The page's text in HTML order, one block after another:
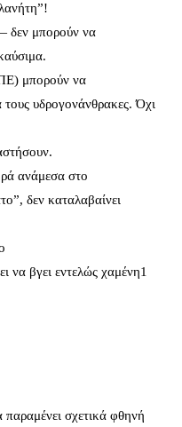
δεν μπορούν να
μπορούν να
υδρογονάνθρακες. Όχι
ανάμεσα στο
δεν καταλαβαίνει
να βγει εντελώς χαμένη1
παραμένει σχετικά φθηνή